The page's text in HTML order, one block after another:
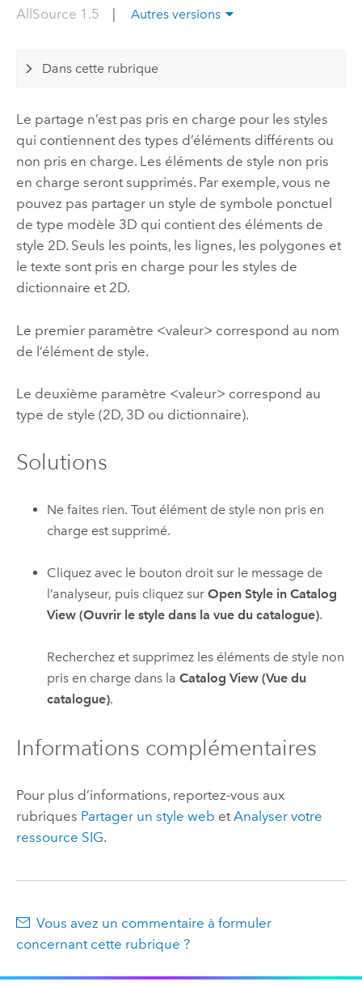
AllSource 1.5 | Autres versions
Dans cette rubrique
Le partage n’est pas pris en charge pour les styles
qui contiennent des types d’éléments différents ou
non pris en charge. Les éléments de style non pris
en charge seront supprimés. Par exemple, vous ne
pouvez pas partager un style de symbole ponctuel
de type modèle 3D qui contient des éléments de
style 2D. Seuls les points, les lignes, les polygones et
le texte sont pris en charge pour les styles de
dictionnaire et 2D.
Le premier paramètre <valeur> correspond au nom
de l’élément de style.
Le deuxième paramètre <valeur> correspond au
type de style (2D, 3D ou dictionnaire).
Solutions
Ne faites rien. Tout élément de style non pris en
charge est supprimé.
Cliquez avec le bouton droit sur le message de
l’analyseur, puis cliquez surOpen Style in Catalog
View (Ouvrir le style dans la vue du catalogue).
Recherchez et supprimez les éléments de style non
pris en charge dans laCatalog View (Vue du
catalogue).
Informations complémentaires
Pour plus d’informations, reportez-vous aux
rubriques Partager un style web et Analyser votre
ressource SIG.
Vous avez un commentaire à formuler
concernant cette rubrique ?